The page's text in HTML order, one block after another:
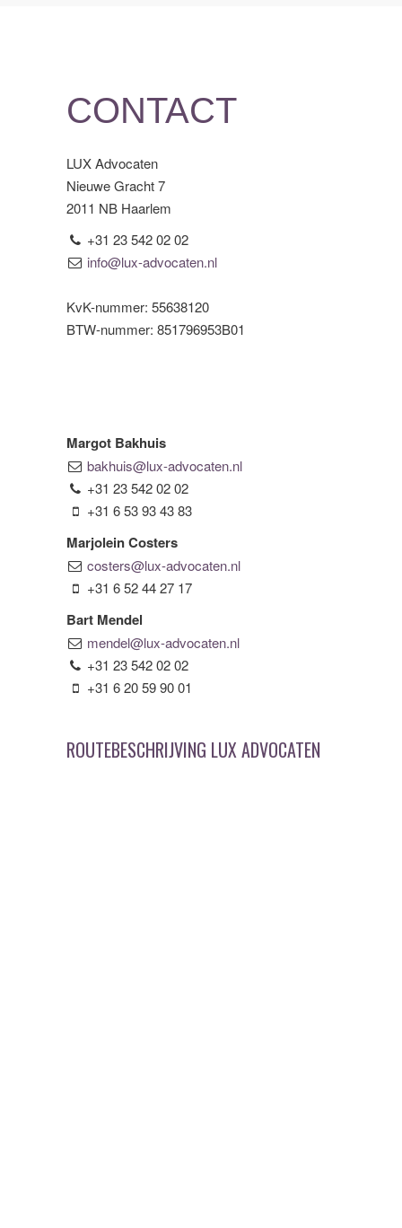
CONTACT
LUX Advocaten
Nieuwe Gracht 7
2011 NB Haarlem
+31 23 542 02 02
info@lux-advocaten.nl
KvK-nummer: 55638120
BTW-nummer: 851796953B01
Margot Bakhuis
bakhuis@lux-advocaten.nl
+31 23 542 02 02
+31 6 53 93 43 83
Marjolein Costers
costers@lux-advocaten.nl
+31 6 52 44 27 17
Bart Mendel
mendel@lux-advocaten.nl
+31 23 542 02 02
+31 6 20 59 90 01
ROUTEBESCHRIJVING LUX ADVOCATEN